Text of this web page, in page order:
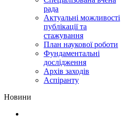
рада
Актуальні можливості
публікації та
стажування
План наукової роботи
Фундаментальні
дослідження
Архів заходів
Аспіранту
Hовини